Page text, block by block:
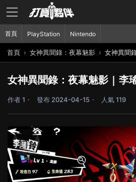
首頁 女神異聞錄：夜幕魅影 女神異聞
女神異聞錄：夜幕魅影 | 李
作者 1 發布 2024-04-15 人氣 119
首頁 PlayStation Nintendo